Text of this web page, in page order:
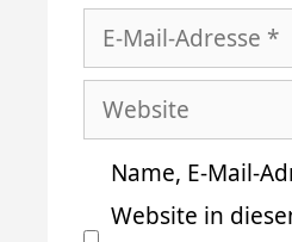
Mail-
Adresse
Website
Name, E-Mail-
Website in